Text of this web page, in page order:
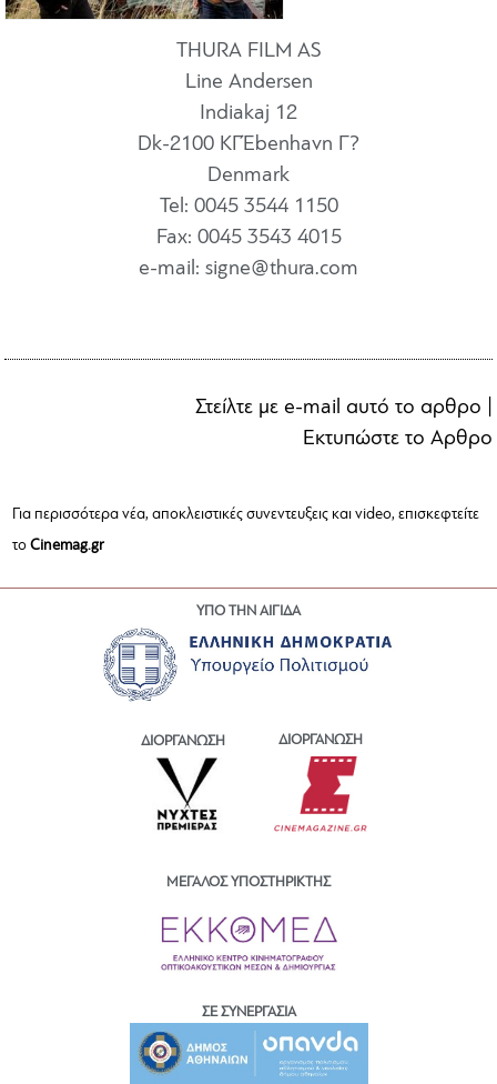
THURA FILM AS
Line Andersen
Indiakaj 12
Dk-2100 KΓΈbenhavn Γ?
Denmark
Tel: 0045 3544 1150
Fax: 0045 3543 4015
e-mail: signe@thura.com
Στείλτε με e-mail αυτό το αρθρο
Εκτυπώστε το Αρθρο
Για περισσότερα νέα, αποκλειστικές συνεντευξεις και video, επισκεφτείτε
τοCinemag.gr
ΥΠΟ ΤΗΝ ΑΙΓΙΔΑ
ΔΙΟΡΓΑΝΩΣΗ ΔΙΟΡΓΑΝΩΣΗ
ΜΕΓΑΛΟΣ ΥΠΟΣΤΗΡΙΚΤΗΣ
ΣΕ ΣΥΝΕΡΓΑΣΙΑ